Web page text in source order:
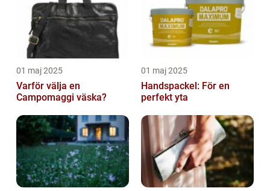
01 maj 2025
Varför välja en
Campomaggi väska?
01 maj 2025
Handspackel: För en
perfekt yta